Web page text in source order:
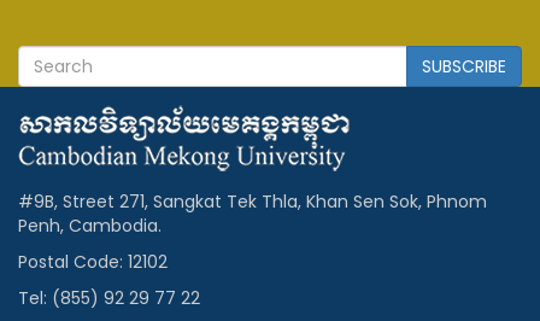
SUBSCRIBE
#9B, Street 271, Sangkat Tek Thla, Khan Sen Sok, Phnom
Penh, Cambodia.
Postal Code: 12102
Tel: (855) 92 29 77 22